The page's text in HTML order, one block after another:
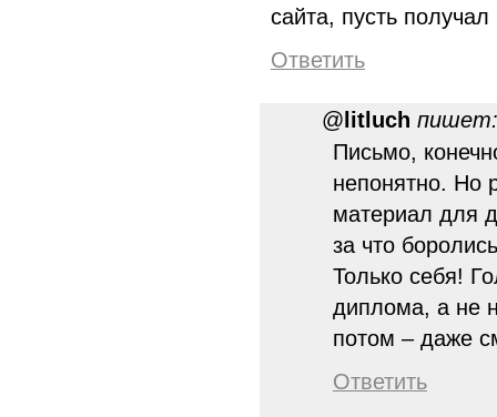
сайта, пусть
Ответить
@ litluch пишет:
Письмо,
непонятно. Но
материал для
за что
Только себя!
диплома, а не
потом – даже
Ответить